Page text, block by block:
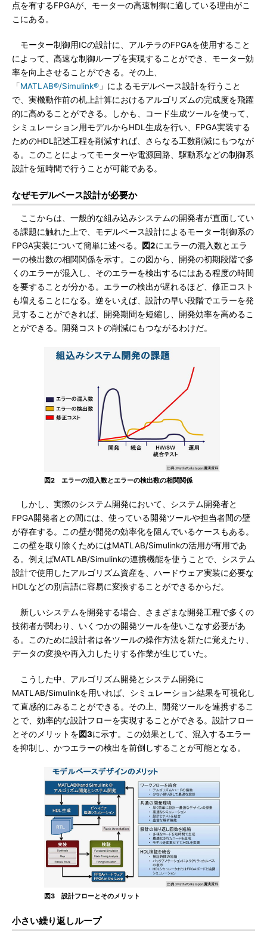
点を有するFPGAが、モーターの高速制御に適している理由がこ
こにある。
モーター制御用ICの設計に、アルテラのFPGAを使用すること
によって、高速な制御ループを実現することができ、モーター効
率を向上させることができる。その上、
「MATLAB®/Simulink® 」によるモデルベース設計を行うこと
で、実機動作前の机上計算におけるアルゴリズムの完成度を飛躍
的に高めることができる。しかも、コード生成ツールを使って、
シミュレーション用モデルからHDL生成を行い、FPGA実装する
ためのHDL記述工程を削減すれば、さらなる工数削減にもつなが
る。このことによってモーターや電源回路、駆動系などの制御系
設計を短時間で行うことが可能である。
なぜモデルベース設計が必要か
ここからは、一般的な組み込みシステムの開発者が直面してい
る課題に触れた上で、モデルベース設計によるモーター制御系の
FPGA実装について簡単に述べる。
図2にエラーの混入数とエラ
ーの検出数の相関関係を示す。この図から、開発の初期段階で多
くのエラーが混入し、そのエラーを検出するにはある程度の時間
を要することが分かる。エラーの検出が遅れるほど、修正コスト
も増えることになる。逆をいえば、設計の早い段階でエラーを発
見することができれば、開発期間を短縮し、開発効率を高めるこ
とができる。開発コストの削減にもつながるわけだ。
図2 エラーの混入数とエラーの検出数の相関関係
しかし、実際のシステム開発において、システム開発者と
FPGA開発者との間には、使っている開発ツールや担当者間の壁
が存在する。この壁が開発の効率化を阻んでいるケースもある。
この壁を取り除くためにはMATLAB/Simulinkの活用が有用であ
る。例えばMATLAB/Simulinkの連携機能を使うことで、システム
設計で使用したアルゴリズム資産を、ハードウェア実装に必要な
HDLなどの別言語に容易に変換することができるからだ。
新しいシステムを開発する場合、さまざまな開発工程で多くの
技術者が関わり、いくつかの開発ツールを使いこなす必要があ
る。このために設計者は各ツールの操作方法を新たに覚えたり、
データの変換や再入力したりする作業が生じていた。
こうした中、アルゴリズム開発とシステム開発に
MATLAB/Simulinkを用いれば、シミュレーション結果を可視化し
て直感的にみることができる。その上、開発ツールを連携するこ
とで、効率的な設計フローを実現することができる。設計フロー
とそのメリットを図3に示す。この効果として、混入するエラー
を抑制し、かつエラーの検出を前倒しすることが可能となる。
図3 設計フローとそのメリット
小さい繰り返しループ